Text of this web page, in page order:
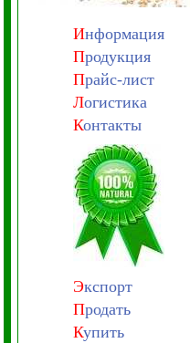
Информация
Продукция
Прайс-лист
Логистика
Контакты
Экспорт
Продать
Купить